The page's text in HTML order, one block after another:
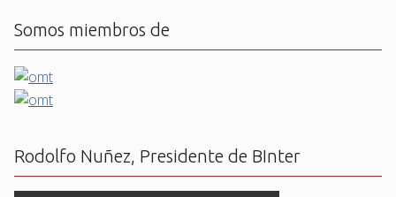
Somos miembros de
Rodolfo Nuñez, Presidente de BInter